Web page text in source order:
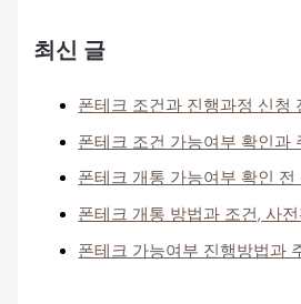
최신 글
폰테크 조건과 진행과정 신청
폰테크 조건 가능여부 확인과
폰테크 개통 가능여부 확인 전
폰테크 개통 방법과 조건, 사
폰테크 가능여부 진행방법과